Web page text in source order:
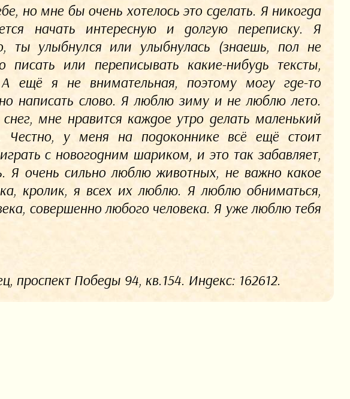
но мне бы очень хотелось это сделать. Я никогда
начать интересную и долгую переписку. Я
ты улыбнулся или улыбнулась (знаешь, пол не
или переписывать какие-нибудь тексты,
А ещё я не внимательная, поэтому могу где-то
написать слово. Я люблю зиму и не люблю лето.
мне нравится каждое утро делать маленький
Честно, у меня на подоконнике всё ещё стоит
с новогодним шариком, и это так забавляет,
Я очень сильно люблю животных, не важно какое
кролик, я всех их люблю. Я люблю обниматься,
совершенно любого человека. Я уже люблю тебя
проспект Победы 94, кв.154. Индекс: 162612.